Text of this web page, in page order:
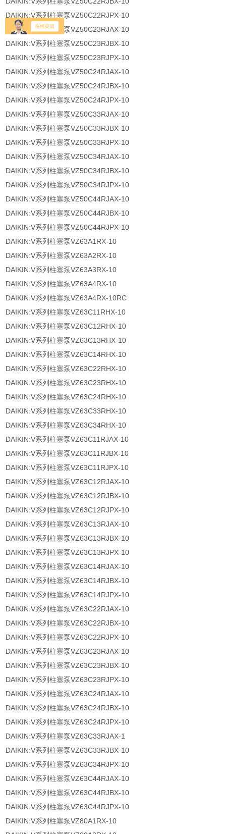
DAIKIN:V系列柱塞泵VZ50C22RJPX-10
DAIKIN:V系列柱塞泵VZ50C23RJAX-10
DAIKIN:V系列柱塞泵VZ50C23RJBX-10
DAIKIN:V系列柱塞泵VZ50C23RJPX-10
DAIKIN:V系列柱塞泵VZ50C24RJAX-10
DAIKIN:V系列柱塞泵VZ50C24RJBX-10
DAIKIN:V系列柱塞泵VZ50C24RJPX-10
DAIKIN:V系列柱塞泵VZ50C33RJAX-10
DAIKIN:V系列柱塞泵VZ50C33RJBX-10
DAIKIN:V系列柱塞泵VZ50C33RJPX-10
DAIKIN:V系列柱塞泵VZ50C34RJAX-10
DAIKIN:V系列柱塞泵VZ50C34RJBX-10
DAIKIN:V系列柱塞泵VZ50C34RJPX-10
DAIKIN:V系列柱塞泵VZ50C44RJAX-10
DAIKIN:V系列柱塞泵VZ50C44RJBX-10
DAIKIN:V系列柱塞泵VZ50C44RJPX-10
DAIKIN:V系列柱塞泵VZ63A1RX-10
DAIKIN:V系列柱塞泵VZ63A2RX-10
DAIKIN:V系列柱塞泵VZ63A3RX-10
DAIKIN:V系列柱塞泵VZ63A4RX-10
DAIKIN:V系列柱塞泵VZ63A4RX-10RC
DAIKIN:V系列柱塞泵VZ63C11RHX-10
DAIKIN:V系列柱塞泵VZ63C12RHX-10
DAIKIN:V系列柱塞泵VZ63C13RHX-10
DAIKIN:V系列柱塞泵VZ63C14RHX-10
DAIKIN:V系列柱塞泵VZ63C22RHX-10
DAIKIN:V系列柱塞泵VZ63C23RHX-10
DAIKIN:V系列柱塞泵VZ63C24RHX-10
DAIKIN:V系列柱塞泵VZ63C33RHX-10
DAIKIN:V系列柱塞泵VZ63C34RHX-10
DAIKIN:V系列柱塞泵VZ63C11RJAX-10
DAIKIN:V系列柱塞泵VZ63C11RJBX-10
DAIKIN:V系列柱塞泵VZ63C11RJPX-10
DAIKIN:V系列柱塞泵VZ63C12RJAX-10
DAIKIN:V系列柱塞泵VZ63C12RJBX-10
DAIKIN:V系列柱塞泵VZ63C12RJPX-10
DAIKIN:V系列柱塞泵VZ63C13RJAX-10
DAIKIN:V系列柱塞泵VZ63C13RJBX-10
DAIKIN:V系列柱塞泵VZ63C13RJPX-10
DAIKIN:V系列柱塞泵VZ63C14RJAX-10
DAIKIN:V系列柱塞泵VZ63C14RJBX-10
DAIKIN:V系列柱塞泵VZ63C14RJPX-10
DAIKIN:V系列柱塞泵VZ63C22RJAX-10
DAIKIN:V系列柱塞泵VZ63C22RJBX-10
DAIKIN:V系列柱塞泵VZ63C22RJPX-10
DAIKIN:V系列柱塞泵VZ63C23RJAX-10
DAIKIN:V系列柱塞泵VZ63C23RJBX-10
DAIKIN:V系列柱塞泵VZ63C23RJPX-10
DAIKIN:V系列柱塞泵VZ63C24RJAX-10
DAIKIN:V系列柱塞泵VZ63C24RJBX-10
DAIKIN:V系列柱塞泵VZ63C24RJPX-10
DAIKIN:V系列柱塞泵VZ63C33RJAX-1
DAIKIN:V系列柱塞泵VZ63C33RJBX-10
DAIKIN:V系列柱塞泵VZ63C34RJPX-10
DAIKIN:V系列柱塞泵VZ63C44RJAX-10
DAIKIN:V系列柱塞泵VZ63C44RJBX-10
DAIKIN:V系列柱塞泵VZ63C44RJPX-10
DAIKIN:V系列柱塞泵VZ80A1RX-10